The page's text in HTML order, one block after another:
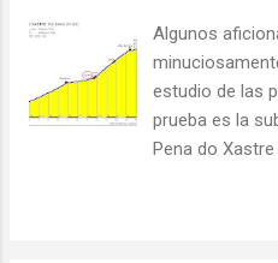
propietarios de
zona verde la
la tarde, ante la
abriese
embalses de
Algunos
estudio de las
prueba es la
Pena do Xastre
precisamente